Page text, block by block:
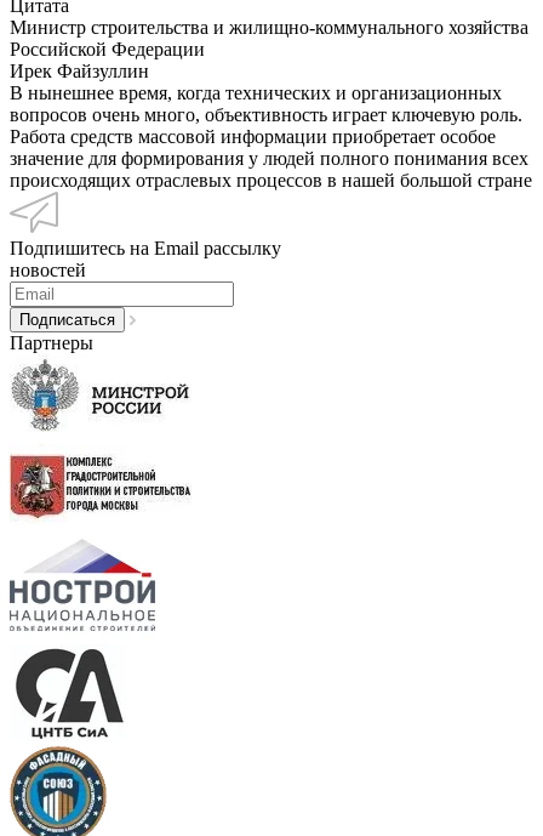
Цитата
Министр строительства и жилищно-коммунального хозяйства
Российской Федерации
Ирек Файзуллин
В нынешнее время, когда технических и организационных
вопросов очень много, объективность играет ключевую роль.
Работа средств массовой информации приобретает особое
значение для формирования у людей полного понимания всех
происходящих отраслевых процессов в нашей большой стране
Подпишитесь на Email рассылку
новостей
Партнеры